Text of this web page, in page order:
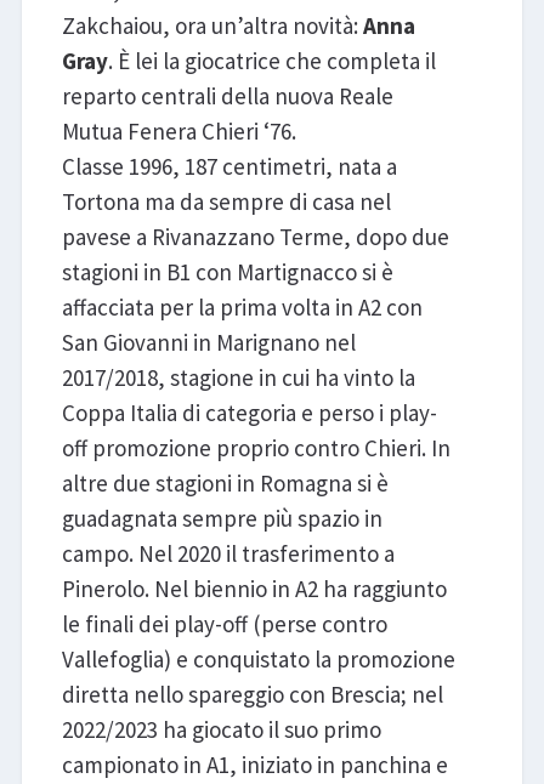
Zakchaiou, ora un’altra novità:Anna
Gray. È lei la giocatrice che completa il
reparto centrali della nuova Reale
Mutua Fenera Chieri ‘76.
Classe 1996, 187 centimetri, nata a
Tortona ma da sempre di casa nel
pavese a Rivanazzano Terme, dopo due
stagioni in B1 con Martignacco si è
affacciata per la prima volta in A2 con
San Giovanni in Marignano nel
2017/2018, stagione in cui ha vinto la
Coppa Italia di categoria e perso i play-
off promozione proprio contro Chieri. In
altre due stagioni in Romagna si è
guadagnata sempre più spazio in
campo. Nel 2020 il trasferimento a
Pinerolo. Nel biennio in A2 ha raggiunto
le finali dei play-off (perse contro
Vallefoglia) e conquistato la promozione
diretta nello spareggio con Brescia; nel
2022/2023 ha giocato il suo primo
campionato in A1, iniziato in panchina e